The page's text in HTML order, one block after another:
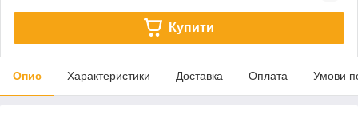
Купити
Опис Характеристики Доставка Оплата Умови